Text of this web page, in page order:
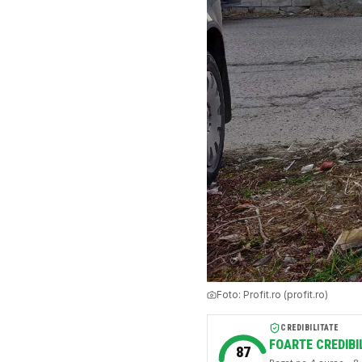
Foto: Profit.ro (profit.ro)
87
CREDIBILITATE
FOARTE